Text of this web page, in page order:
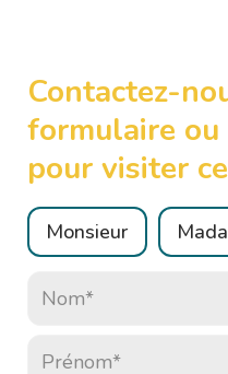
Contactez-
formulaire
pour visiter
Civilité :
Monsieur
Prénom* :